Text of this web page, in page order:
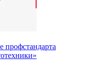
профстандарта